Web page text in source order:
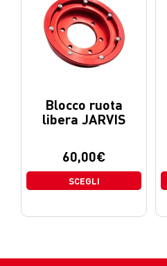
Blocco ruota
libera JARVIS
60,00€
SCEGLI